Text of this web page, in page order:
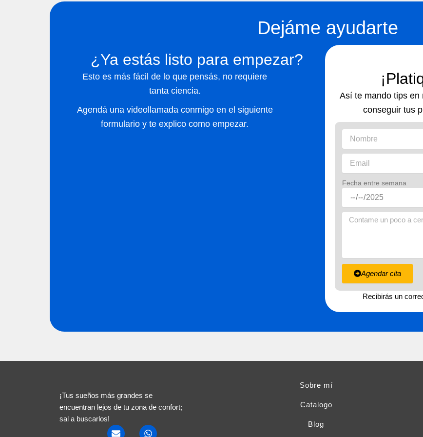
Dejáme ayudarte
¿Ya estás listo para empezar?
Esto es más fácil de lo que pensás, no requiere
tanta ciencia.
Agendá una videollamada conmigo en el siguiente
formulario y te explico como empezar.
Así te mando tips en
conseguir tus
Fecha entre semana
Agendar cita
Recibirás un
¡Tus sueños más grandes se
encuentran lejos de tu zona de confort;
sal a buscarlos!
E
W
Sobre mí
Catalogo
Blog